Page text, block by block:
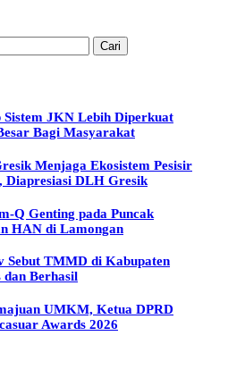
JKN Lebih Diperkuat
Bagi Masyarakat
Menjaga Ekosistem Pesisir
Diapresiasi DLH Gresik
Q Genting pada Puncak
HAN di Lamongan
Sebut TMMD di Kabupaten
dan Berhasil
UMKM, Ketua DPRD
Awards 2026